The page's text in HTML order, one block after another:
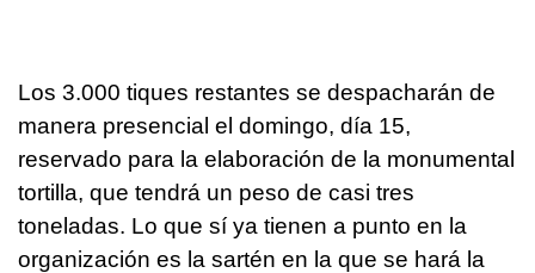
Los 3.000 tiques restantes se despacharán de
manera presencial el domingo, día 15,
reservado para la elaboración de la monumental
tortilla, que tendrá un peso de casi tres
toneladas. Lo que sí ya tienen a punto en la
organización es la sartén en la que se hará la